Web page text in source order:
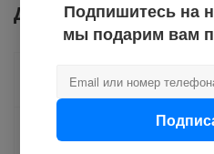
Документы
Как купить
Оплата
Подпишитесь на
мы подарим вам